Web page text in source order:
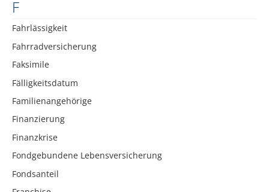
F
Fahrlässigkeit
Fahrradversicherung
Faksimile
Fälligkeitsdatum
Familienangehörige
Finanzierung
Finanzkrise
Fondgebundene Lebensversicherung
Fondsanteil